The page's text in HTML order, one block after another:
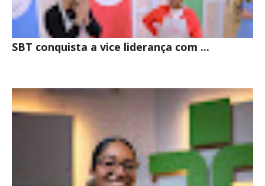
SBT conquista a vice liderança com ...